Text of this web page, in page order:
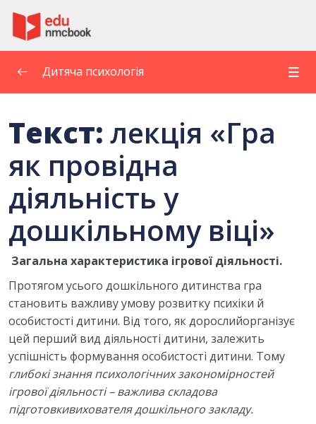
ОСОБЛИВОСТІ ПСИХІЧНОГО РОЗВИТКУ
ДИТИНИ. ПРЕДМЕТ І ЗАВДАННЯ ДИТЯЧОЇ
0/6
2. ПРИНЦИПИ ТА МЕТОДИ ДИТЯЧОЇ
ПСИХОЛОГІЇ
ЛЕКЦІЯ 3. ОСНОВНІ ЗАКОНОМІРНОСТІ ТА
ФАКТОРИ ПСИХІЧНОГО РОЗВИТКУ
ТЕМА 4. ВІКОВА ПЕРІОДИЗАЦІЯ
ПСИХІЧНОГО РОЗВИТКУ
Тести модуль 1
5. ПСИХОЛОГІЧНІ ОСОБЛИВОСТІ ДИТИНИ У
ФАЗІ НОВОНАРОДЖЕНОСТІ Й
НЕМОВЛЯЧОМУ ВІЦІ
Дитяча психологія
Текст: лекція «Гра
як провідна
діяльність у
дошкільному віці»
Загальна характеристика ігрової діяльності.
Протягом усього дошкільного дитинства гра
становить важливу умову розвитку психіки й
особистості дитини. Від того, як дорослийорганізує
цей перший вид діяльності дитини, залежить
успішність формування особистості дитини. Тому
глибокі знання психологічнихзакономірностей
ігрової діяльності – важлива складова
підготовкивихователя дошкільного закладу.